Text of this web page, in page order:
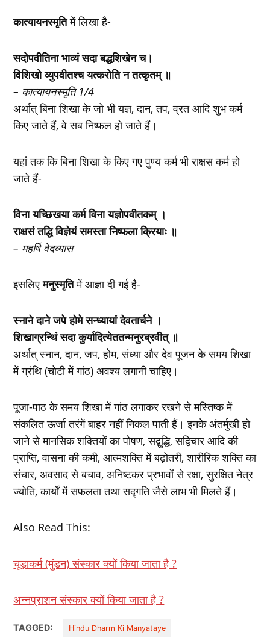
कात्यायनस्मृतिमें लिखा है-
सदोपवीतिना भाव्यं सदा बद्धशिखेन च।
विशिखो व्युपवीतश्च यत्करोति न तत्कृतम् ॥
– कात्यायनस्मृति 1/4
अर्थात् बिना शिखा के जो भी यज्ञ, दान, तप, व्रत आदि शुभ कर्म
किए जाते हैं, वे सब निष्फल हो जाते हैं।
यहां तक कि बिना शिखा के किए गए पुण्य कर्म भी राक्षस कर्म हो
जाते हैं-
विना यच्छिखया कर्म विना यज्ञोपवीतकम् ।
राक्षसं तद्धि विज्ञेयं समस्ता निष्फला क्रियाः ॥
– महर्षि वेदव्यास
इसलिएमनुस्मृतिमें आज्ञा दी गई है-
स्नाने दाने जपे होमे सन्ध्यायां देवतार्चने ।
शिखाग्रन्थिं सदा कुर्यादित्येततन्मनुरब्रवीत् ॥
अर्थात् स्नान, दान, जप, होम, संध्या और देव पूजन के समय शिखा
में ग्रंथि (चोटी में गांठ) अवश्य लगानी चाहिए।
पूजा-पाठ के समय शिखा में गांठ लगाकर रखने से मस्तिष्क में
संकलित ऊर्जा तरंगें बाहर नहीं निकल पाती हैं। इनके अंतर्मुखी हो
जाने से मानसिक शक्तियों का पोषण, सद्बुद्धि, सद्विचार आदि की
प्राप्ति, वासना की कमी, आत्मशक्ति में बढ़ोतरी, शारीरिक शक्ति का
संचार, अवसाद से बचाव, अनिष्टकर प्रभावों से रक्षा, सुरक्षित नेत्र
ज्योति, कार्यों में सफलता तथा सद्गति जैसे लाभ भी मिलते हैं।
Also Read This:
चूड़ाकर्म (मुंडन) संस्कार क्यों किया जाता है ?
अन्नप्राशन संस्कार क्यों किया जाता है ?
TAGGED: Hindu Dharm Ki Manyataye